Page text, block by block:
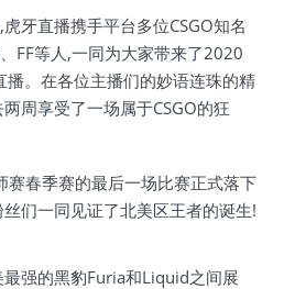
牙直播携手平台多位CSGO知名
FF等人,一同为大家带来了2020
。在各位主播们的妙语连珠的精
周享受了一场属于CSGO的狂
春季赛的最后一场比赛正式落下
们一同见证了北美区王者的诞生!
强的黑豹Furia和Liquid之间展